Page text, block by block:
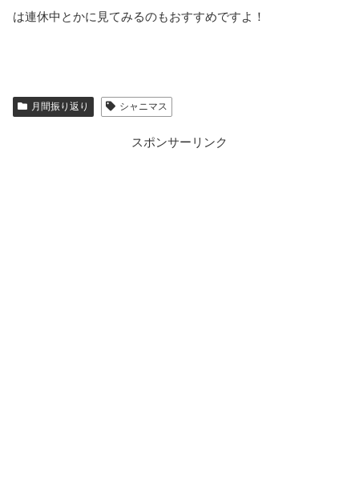
は連休中とかに見てみるのもおすすめですよ！
月間振り返り シャニマス
スポンサーリンク